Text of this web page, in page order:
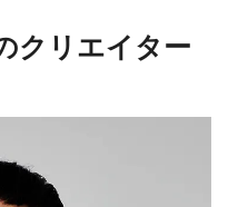
クリエイター